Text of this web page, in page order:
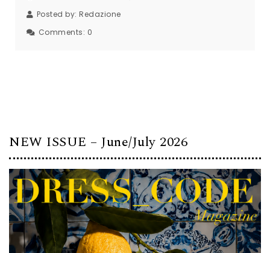
Posted by: Redazione
Comments: 0
NEW ISSUE – June/July 2026